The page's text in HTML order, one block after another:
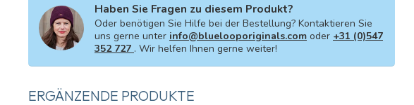
Haben Sie Fragen zu diesem Produkt?
Oder benötigen Sie Hilfe bei der Bestellung? Kontaktieren Sie
uns gerne unter info@bluelooporiginals.com oder +31 (0)547
352 727 . Wir helfen Ihnen gerne weiter!
ERGÄNZENDE PRODUKTE